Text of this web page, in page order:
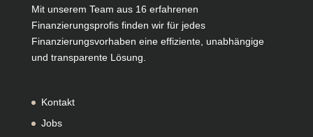
Mit unserem Team aus 16 erfahrenen
Finanzierungsprofis finden wir für jedes
Finanzierungsvorhaben eine effiziente, unabhängige
und transparente Lösung.
Kontakt
Jobs